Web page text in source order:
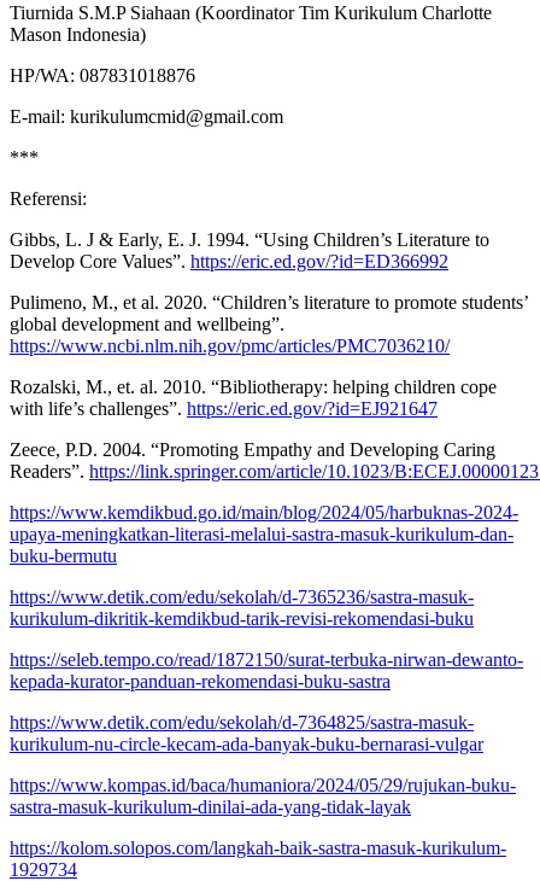
Tiurnida S.M.P Siahaan (Koordinator Tim Kurikulum Charlotte
Mason Indonesia)
HP/WA: 087831018876
E-mail: kurikulumcmid@gmail.com
***
Referensi:
Gibbs, L. J & Early, E. J. 1994. “Using Children’s Literature to
Develop Core Values”. https://eric.ed.gov/?id=ED366992
Pulimeno, M., et al. 2020. “Children’s literature to promote students’
global development and wellbeing”.
https://www.ncbi.nlm.nih.gov/pmc/articles/PMC7036210/
Rozalski, M., et. al. 2010. “Bibliotherapy: helping children cope
with life’s challenges”. https://eric.ed.gov/?id=EJ921647
Zeece, P.D. 2004. “Promoting Empathy and Developing Caring
Readers”. https://link.springer.com/article/10.1023/
https://www.kemdikbud.go.id/main/blog/2024/05/harbuknas-2024-
upaya-meningkatkan-literasi-melalui-sastra-masuk-kurikulum-dan-
buku-bermutu
https://www.detik.com/edu/sekolah/d-7365236/sastra-masuk-
kurikulum-dikritik-kemdikbud-tarik-revisi-rekomendasi-buku
https://seleb.tempo.co/read/1872150/surat-terbuka-nirwan-dewanto-
kepada-kurator-panduan-rekomendasi-buku-sastra
https://www.detik.com/edu/sekolah/d-7364825/sastra-masuk-
kurikulum-nu-circle-kecam-ada-banyak-buku-bernarasi-vulgar
https://www.kompas.id/baca/humaniora/2024/05/29/rujukan-buku-
sastra-masuk-kurikulum-dinilai-ada-yang-tidak-layak
https://kolom.solopos.com/langkah-baik-sastra-masuk-kurikulum-
1929734